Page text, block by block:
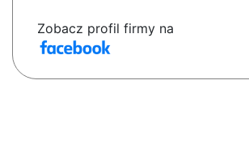
Zobacz profil firmy na